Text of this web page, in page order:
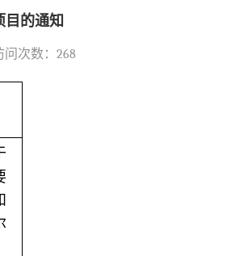
目的通知
次数： 268